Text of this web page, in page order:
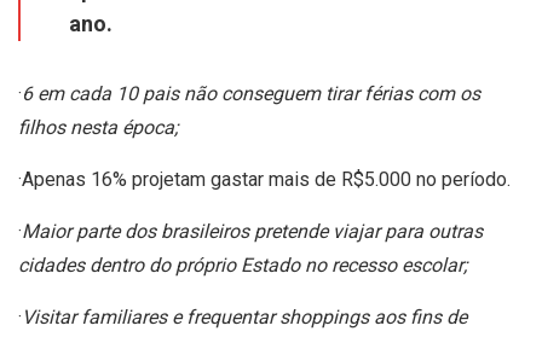
ano.
·6 em cada 10 pais não conseguem tirar férias com os
filhos nesta época;
·Apenas 16% projetam gastar mais de R$5.000 no período.
·Maior parte dos brasileiros pretende viajar para outras
cidades dentro do próprio Estado no recesso escolar;
· Visitar familiares e frequentar shoppings aos fins de